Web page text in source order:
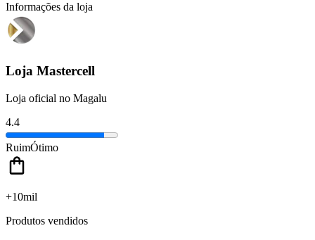
Informações da loja
Loja Mastercell
Loja oficial no Magalu
4.4
RuimÓtimo
+10mil
Produtos vendidos